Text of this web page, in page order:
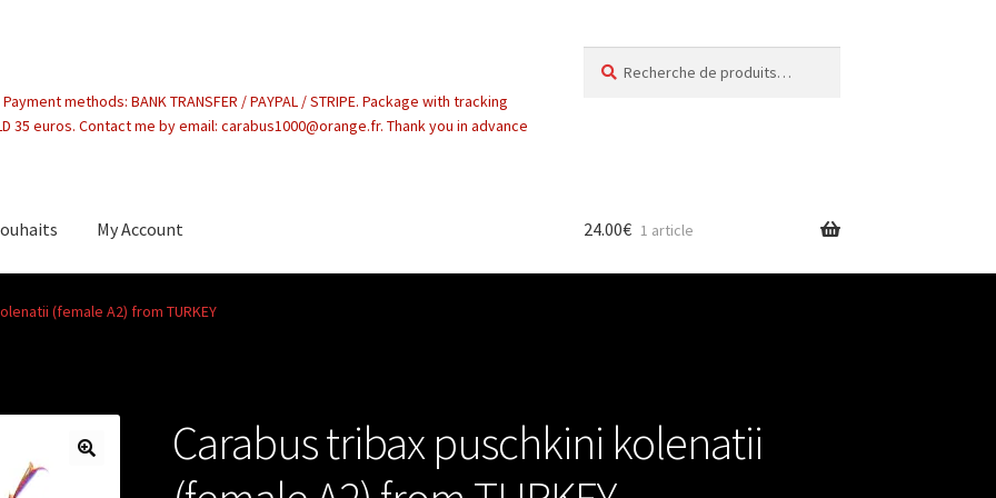
methods: BANK TRANSFER / PAYPAL / STRIPE. Package with tracking
35 euros. Contact me by email: carabus1000@orange.fr. Thank you in advance
pour :
My Account 24.00€ 1 article
(female A2) from TURKEY
Carabus tribax puschkini kolenatii